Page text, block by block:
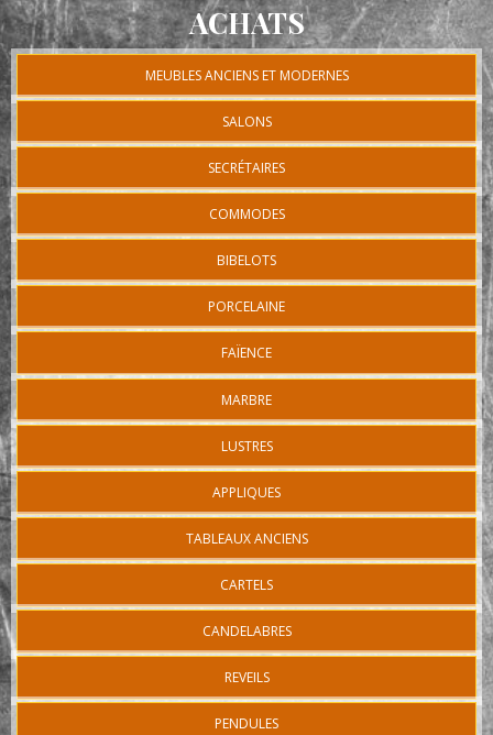
ACHATS
MEUBLES ANCIENS ET MODERNES
SALONS
SECRÉTAIRES
COMMODES
BIBELOTS
PORCELAINE
FAÏENCE
MARBRE
LUSTRES
APPLIQUES
TABLEAUX ANCIENS
CARTELS
CANDELABRES
REVEILS
PENDULES